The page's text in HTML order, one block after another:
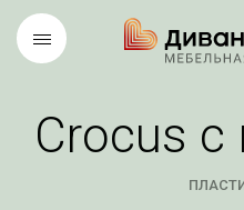
Crocus